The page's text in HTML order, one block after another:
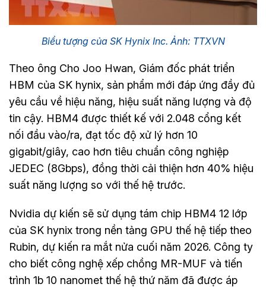
Biểu tượng của SK Hynix Inc. Ảnh: TTXVN
Theo ông Cho Joo Hwan, Giám đốc phát triển
HBM của SK hynix, sản phẩm mới đáp ứng đầy đủ
yêu cầu về hiệu năng, hiệu suất năng lượng và độ
tin cậy. HBM4 được thiết kế với 2.048 cổng kết
nối đầu vào/ra, đạt tốc độ xử lý hơn 10
gigabit/giây, cao hơn tiêu chuẩn công nghiệp
JEDEC (8Gbps), đồng thời cải thiện hơn 40% hiệu
suất năng lượng so với thế hệ trước.
Nvidia dự kiến sẽ sử dụng tám chip HBM4 12 lớp
của SK hynix trong nền tảng GPU thế hệ tiếp theo
Rubin, dự kiến ra mắt nửa cuối năm 2026. Công ty
cho biết công nghệ xếp chồng MR-MUF và tiến
trình 1b 10 nanomet thế hệ thứ năm đã được áp